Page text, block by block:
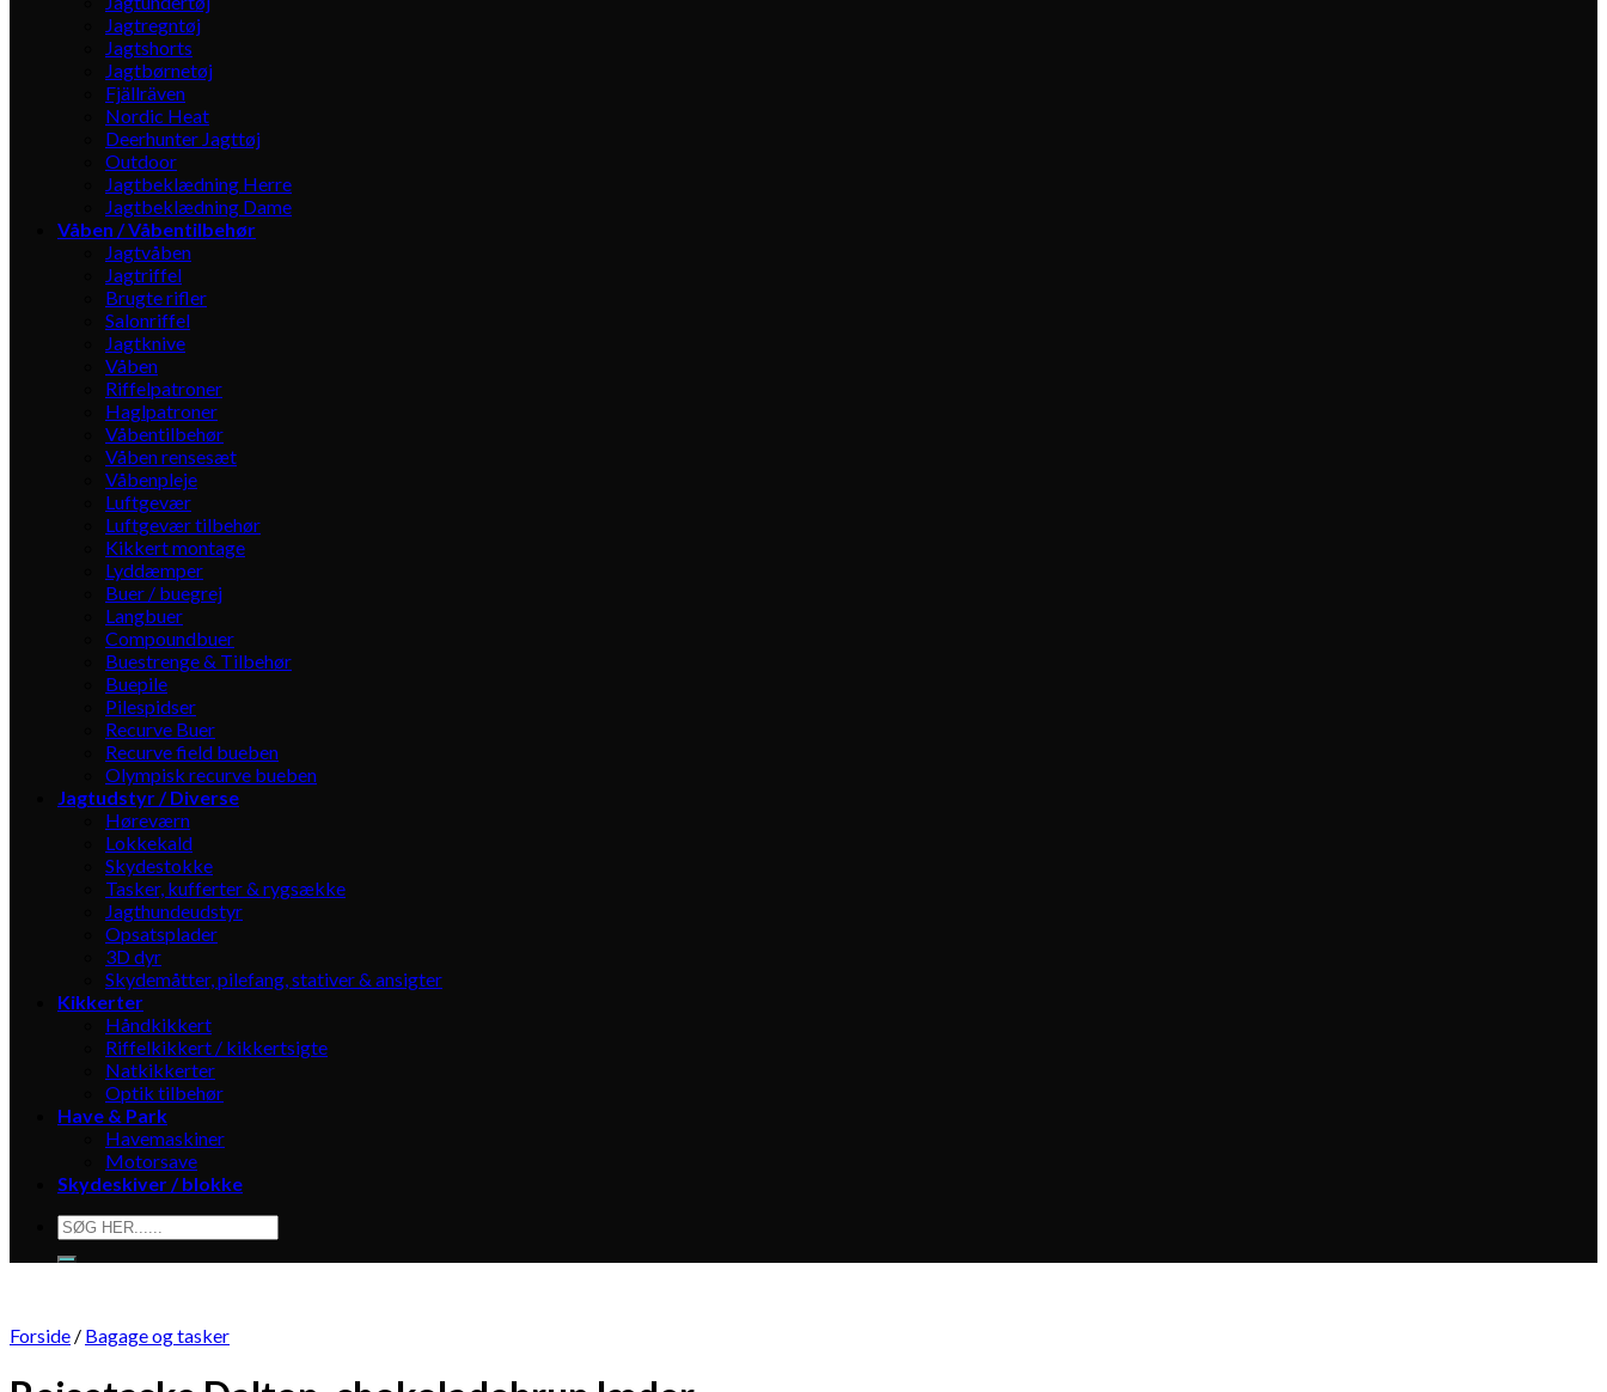
Jagtregntøj
Jagtshorts
Jagtbørnetøj
Fjällräven
Nordic Heat
Deerhunter Jagttøj
Outdoor
Jagtbeklædning Herre
Jagtbeklædning Dame
Våben / Våbentilbehør
Jagtvåben
Jagtriffel
Brugte rifler
Salonriffel
Jagtknive
Våben
Riffelpatroner
Haglpatroner
Våbentilbehør
Våben rensesæt
Våbenpleje
Luftgevær
Luftgevær tilbehør
Kikkert montage
Lyddæmper
Buer / buegrej
Langbuer
Compoundbuer
Buestrenge & Tilbehør
Buepile
Pilespidser
Recurve Buer
Recurve field bueben
Olympisk recurve bueben
Jagtudstyr / Diverse
Høreværn
Lokkekald
Skydestokke
Tasker, kufferter & rygsække
Jagthundeudstyr
Opsatsplader
3D dyr
Skydemåtter, pilefang, stativer & ansigter
Kikkerter
Håndkikkert
Riffelkikkert / kikkertsigte
Natkikkerter
Optik tilbehør
Have & Park
Havemaskiner
Motorsave
Skydeskiver / blokke
Søg
efter:
Forside / Bagage og tasker